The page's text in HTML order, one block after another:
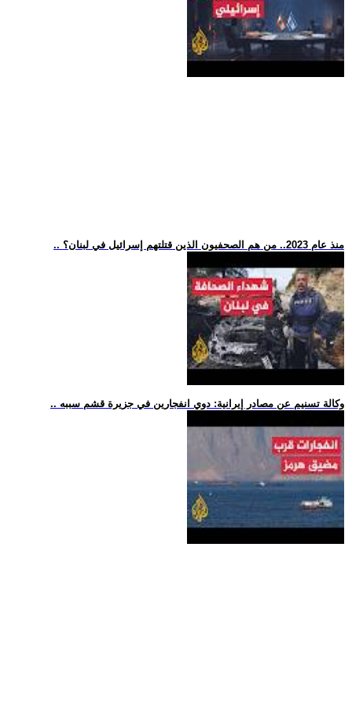
.. منذ عام 2023.. من هم الصحفيون الذين قتلتهم إسرائيل في لبنان؟
.. وكالة تسنيم عن مصادر إيرانية: دوي انفجارين في جزيرة قشم سببه